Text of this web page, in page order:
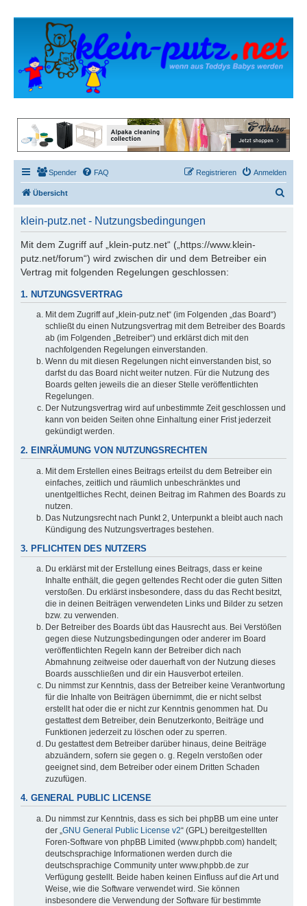
Spender FAQ Anmelden
Registrieren
Übersicht
klein-putz.net - Nutzungsbedingungen
Mit dem Zugriff auf „klein-putz.net“ („https://www.klein-
putz.net/forum“) wird zwischen dir und dem Betreiber ein
Vertrag mit folgenden Regelungen geschlossen:
1. NUTZUNGSVERTRAG
Mit dem Zugriff auf „klein-putz.net“ (im Folgenden „das Board“)
schließt du einen Nutzungsvertrag mit dem Betreiber des Boards
ab (im Folgenden „Betreiber“) und erklärst dich mit den
nachfolgenden Regelungen einverstanden.
Wenn du mit diesen Regelungen nicht einverstanden bist, so
darfst du das Board nicht weiter nutzen. Für die Nutzung des
Boards gelten jeweils die an dieser Stelle veröffentlichten
Regelungen.
Der Nutzungsvertrag wird auf unbestimmte Zeit geschlossen und
kann von beiden Seiten ohne Einhaltung einer Frist jederzeit
gekündigt werden.
2. EINRÄUMUNG VON NUTZUNGSRECHTEN
Mit dem Erstellen eines Beitrags erteilst du dem Betreiber ein
einfaches, zeitlich und räumlich unbeschränktes und
unentgeltliches Recht, deinen Beitrag im Rahmen des Boards zu
nutzen.
Das Nutzungsrecht nach Punkt 2, Unterpunkt a bleibt auch nach
Kündigung des Nutzungsvertrages bestehen.
3. PFLICHTEN DES NUTZERS
Du erklärst mit der Erstellung eines Beitrags, dass er keine
Inhalte enthält, die gegen geltendes Recht oder die guten Sitten
verstoßen. Du erklärst insbesondere, dass du das Recht besitzt,
die in deinen Beiträgen verwendeten Links und Bilder zu setzen
bzw. zu verwenden.
Der Betreiber des Boards übt das Hausrecht aus. Bei Verstößen
gegen diese Nutzungsbedingungen oder anderer im Board
veröffentlichten Regeln kann der Betreiber dich nach
Abmahnung zeitweise oder dauerhaft von der Nutzung dieses
Boards ausschließen und dir ein Hausverbot erteilen.
Du nimmst zur Kenntnis, dass der Betreiber keine Verantwortung
für die Inhalte von Beiträgen übernimmt, die er nicht selbst
erstellt hat oder die er nicht zur Kenntnis genommen hat. Du
gestattest dem Betreiber, dein Benutzerkonto, Beiträge und
Funktionen jederzeit zu löschen oder zu sperren.
Du gestattest dem Betreiber darüber hinaus, deine Beiträge
abzuändern, sofern sie gegen o. g. Regeln verstoßen oder
geeignet sind, dem Betreiber oder einem Dritten Schaden
zuzufügen.
4. GENERAL PUBLIC LICENSE
Du nimmst zur Kenntnis, dass es sich bei phpBB um eine unter
der „ GNU General Public License v2“ (GPL) bereitgestellten
Foren-Software von phpBB Limited (www.phpbb.com) handelt;
deutschsprachige Informationen werden durch die
deutschsprachige Community unter www.phpbb.de zur
Verfügung gestellt. Beide haben keinen Einfluss auf die Art und
Weise, wie die Software verwendet wird. Sie können
insbesondere die Verwendung der Software für bestimmte